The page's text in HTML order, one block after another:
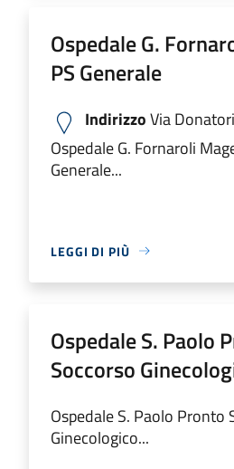
Ospedale G.
PS Generale
IndirizzoVia
Ospedale G. Fornaroli
Generale...
LEGGI DI PIÙ
Ospedale S. Paolo
Soccorso
Ospedale S. Paolo Pronto
Ginecologico...